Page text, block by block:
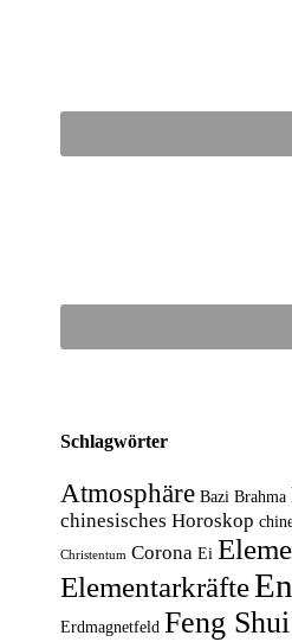
Schlagwörter
Atmosphäre Bazi Brahma
chinesisches Horoskop
Christentum Corona Ei
Elementarkräfte
Erdmagnetfeld Feng Shui